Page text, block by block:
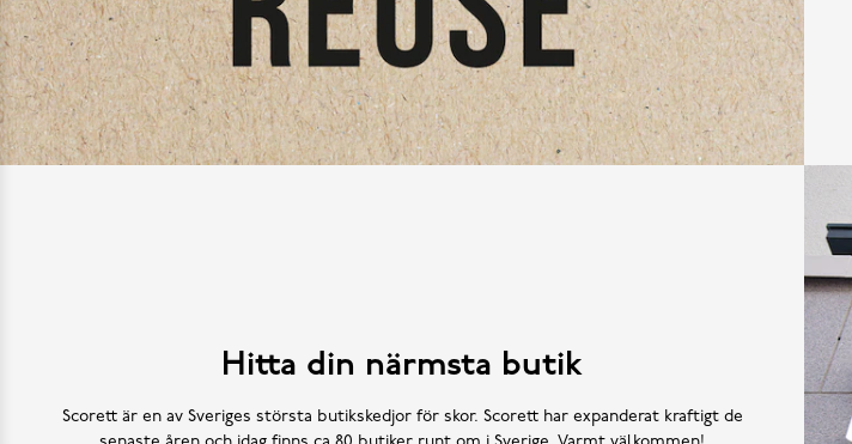
Hitta din närmsta butik
Scorett är en av Sveriges största butikskedjor för skor. Scorett har expanderat kraftigt de